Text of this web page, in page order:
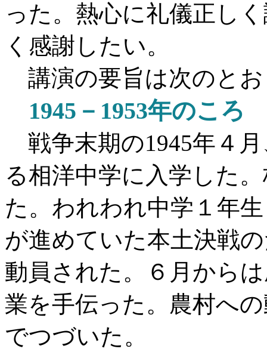
った。熱心に礼儀正し
く感謝したい。
講演の要旨は次のと
1945－1953年のころ
戦争末期の1945年４
る相洋中学に入学した
た。われわれ中学１年
が進めていた本土決戦
動員された。６月から
業を手伝った。農村へ
でつづいた。